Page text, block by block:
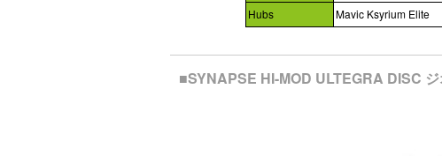
Hubs
Mavic Ksyrium Elite
■SYNAPSE HI-MOD ULTEGRA DISC